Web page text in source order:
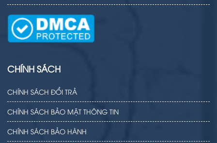
CHÍNH SÁCH
CHÍNH SÁCH ĐỔI TRẢ
CHÍNH SÁCH BẢO MẬT THÔNG TIN
CHÍNH SÁCH BẢO HÀNH